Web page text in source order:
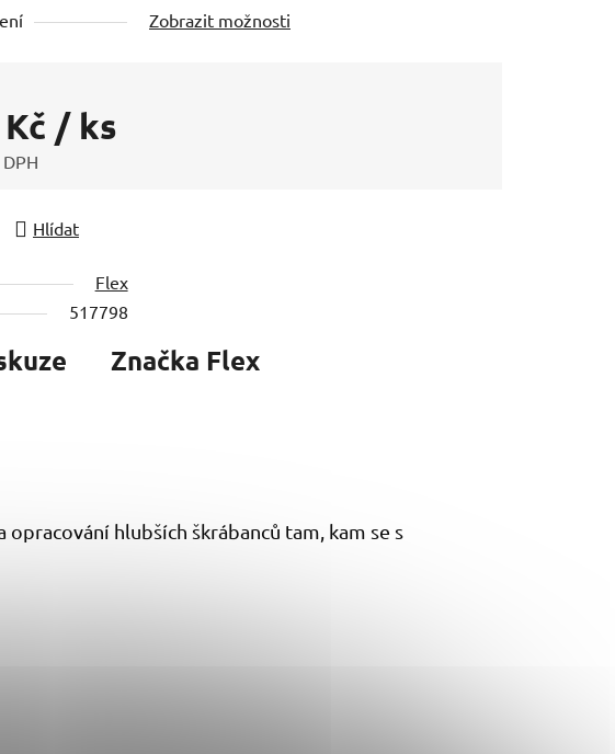
Zobrazit možnosti
/ ks
Hlídat
Flex
517798
Značka Flex
hlubších škrábanců tam, kam se s